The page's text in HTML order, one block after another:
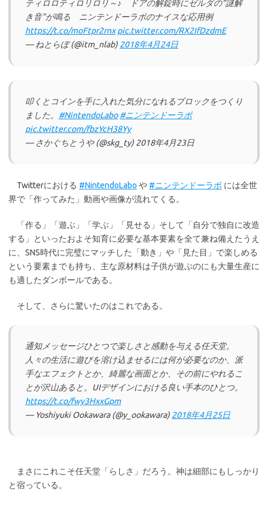
ティロロティロリロリ～♪ ドアの解錠時にゼルダの“謎解
き音”が鳴る ニンテンドーラボのナイスな応用例
https://t.co/moFtpr2rnx pic.twitter.com/RX2IfDzdmE
— ねとらぼ (@itm_nlab) 2018年4月24日
叩くとコインを手に入れた気分になれるブロックをつくり
ました。 #NintendoLabo #ニンテンドーラボ
pic.twitter.com/fbzYcH38Yy
— さかぐちとうや (@skg_ty) 2018年4月23日
Twitterにおける #NintendoLabo や #ニンテンドーラボ には全世
界で「作ってみた」動画や画像が流れてくる。
「作る」「遊ぶ」「学ぶ」「見せる」そして「自分で独自に改造
する」といったおよそ知育に必要な基本要素を全て兼ね備えたうえ
に、SNS時代に完璧にマッチした「動き」や「見た目」で楽しめる
という要素までも持ち、主な原材料は子供が遊ぶのにも大量生産に
も適したダンボールである。
そして、さらに驚いたのはこれである。
通知メッセージひとつで楽しさと感動を与える任天堂。
人々の生活に遊びを溶け込ませるには何が必要なのか、派
手なエフェクトとか、綺麗な画面とか、その前にやれるこ
とが沢山あると。UIデザインにおける良い手本のひとつ。
https://t.co/fwy3HxxGpm
— Yoshiyuki Ookawara (@y_ookawara) 2018年4月25日
まさにこれこそ任天堂「らしさ」だろう。神は細部にもしっかり
と宿っている。